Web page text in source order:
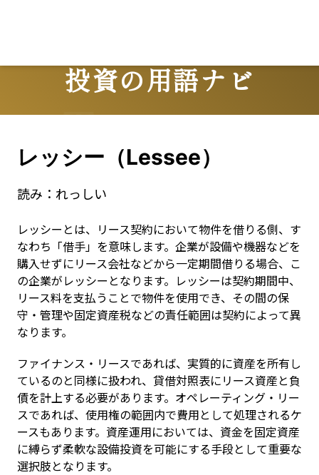
投資の用語ナビ
Terms
レッシー（Lessee）
読み： れっしい
レッシーとは、リース契約において物件を借りる側、す
なわち「借手」を意味します。企業が設備や機器などを
購入せずにリース会社などから一定期間借りる場合、こ
の企業がレッシーとなります。レッシーは契約期間中、
リース料を支払うことで物件を使用でき、その間の保
守・管理や固定資産税などの責任範囲は契約によって異
なります。
ファイナンス・リースであれば、実質的に資産を所有し
ているのと同様に扱われ、貸借対照表にリース資産と負
債を計上する必要があります。オペレーティング・リー
スであれば、使用権の範囲内で費用として処理されるケ
ースもあります。資産運用においては、資金を固定資産
に縛らず柔軟な設備投資を可能にする手段として重要な
選択肢となります。